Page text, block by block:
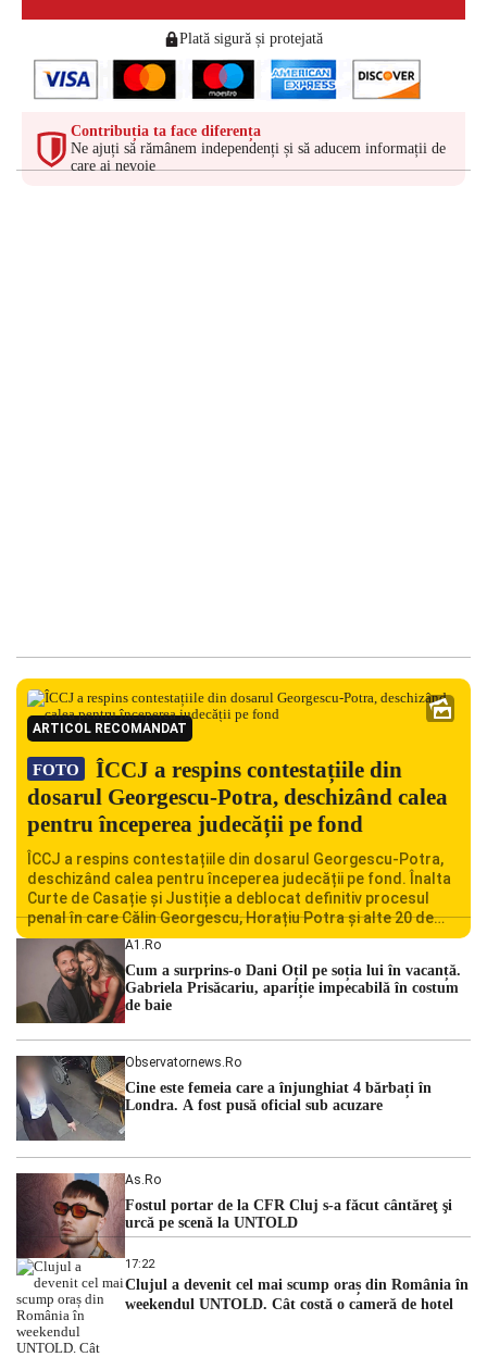
Plată sigură și protejată
Contribuția ta face diferența
Ne ajuți să rămânem independenți și să aducem informații de
care ai nevoie
ARTICOL RECOMANDAT
FOTO
ÎCCJ a respins contestațiile din
dosarul Georgescu-Potra, deschizând calea
pentru începerea judecății pe fond
ÎCCJ a respins contestațiile din dosarul Georgescu-Potra,
deschizând calea pentru începerea judecății pe fond. Înalta
Curte de Casație și Justiție a deblocat definitiv procesul
penal în care Călin Georgescu, Horațiu Potra și alte 20 de
persoane sunt acuzați de acțiuni îndreptate împotriva
ordinii constituționale. În ședința din camera preliminară,
judecătorii de la instanța supremă au […]
A1.ro
Cum a surprins-o Dani Oțil pe soția lui în vacanță.
Gabriela Prisăcariu, apariție impecabilă în costum
de baie
Observatornews.ro
Cine este femeia care a înjunghiat 4 bărbați în
Londra. A fost pusă oficial sub acuzare
As.ro
Fostul portar de la CFR Cluj s-a făcut cântăreţ şi
urcă pe scenă la UNTOLD
17:22
Clujul a devenit cel mai scump oraș din România în
weekendul UNTOLD. Cât costă o cameră de hotel